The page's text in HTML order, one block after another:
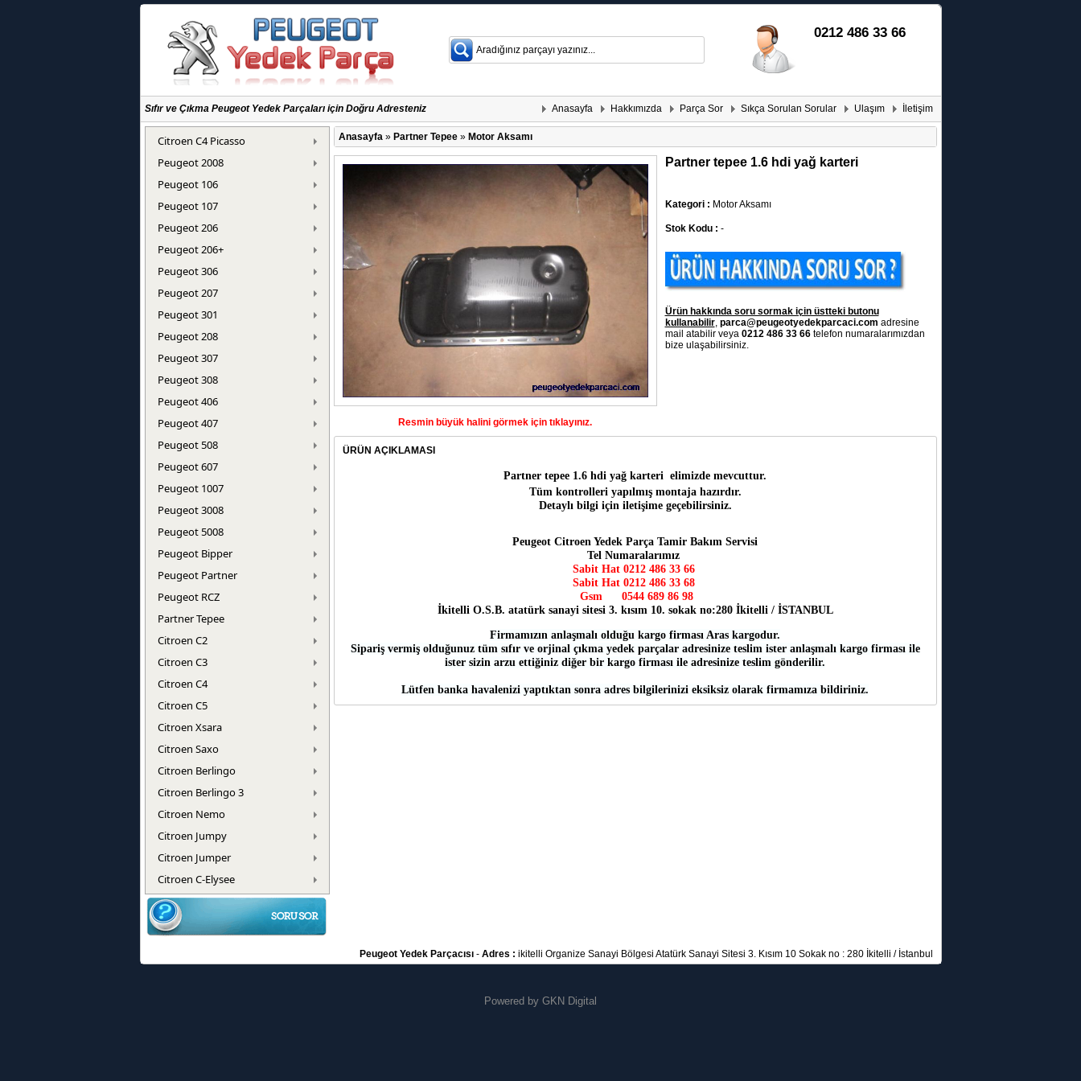
0212 486 33 66
Sıfır ve Çıkma Peugeot Yedek Parçaları için Doğru Adresteniz Anasayfa Hakkımızda Parça Sor Sıkça Sorulan Sorular Ulaşım İletişim
Citroen C4 Picasso
Peugeot 2008
Peugeot 106
Peugeot 107
Peugeot 206
Peugeot 206+
Peugeot 306
Peugeot 207
Peugeot 301
Peugeot 208
Peugeot 307
Peugeot 308
Peugeot 406
Peugeot 407
Peugeot 508
Peugeot 607
Peugeot 1007
Peugeot 3008
Peugeot 5008
Peugeot Bipper
Peugeot Partner
Peugeot RCZ
Partner Tepee
Citroen C2
Citroen C3
Citroen C4
Citroen C5
Citroen Xsara
Citroen Saxo
Citroen Berlingo
Citroen Berlingo 3
Citroen Nemo
Citroen Jumpy
Citroen Jumper
Citroen C-Elysee
Anasayfa» Partner Tepee» Motor Aksamı
Resmin büyük halini görmek için tıklayınız.
Partner tepee 1.6 hdi yağ karteri
Kategori : Motor Aksamı
Stok Kodu : -
Ürün hakkında soru sormak için üstteki butonu
kullanabilir, parca@peugeotyedekparcaci.com adresine
mail atabilir veya 0212 486 33 66telefon numaralarımızdan
bize ulaşabilirsiniz.
ÜRÜN AÇIKLAMASI
Partner tepee 1.6 hdi yağ karteri elimizde mevcuttur.
Tüm kontrolleri yapılmış montaja hazırdır.
Detaylı bilgi için iletişime geçebilirsiniz.
Peugeot Citroen Yedek Parça Tamir Bakım Servisi
Tel Numaralarımız
Sabit Hat 0212 486 33 66
Sabit Hat 0212 486 33 68
Gsm 0544 689 86 98
İkitelli O.S.B. atatürk sanayi sitesi 3. kısım 10. sokak no:280 İkitelli / İSTANBUL
Firmamızın anlaşmalı olduğu kargo firması Aras kargodur.
Sipariş vermiş olduğunuz tüm sıfır ve orjinal çıkma yedek parçalar adresinize teslim ister anlaşmalı kargo firması ile
ister sizin arzu ettiğiniz diğer bir kargo firması ile adresinize teslim gönderilir.
Lütfen banka havalenizi yaptıktan sonra adres bilgilerinizi eksiksiz olarak firmamıza bildiriniz.
Peugeot Yedek Parçacısı- Adres : ikitelli Organize Sanayi Bölgesi Atatürk Sanayi Sitesi 3. Kısım 10 Sokak no : 280 İkitelli / İstanbul
Powered by GKN Digital